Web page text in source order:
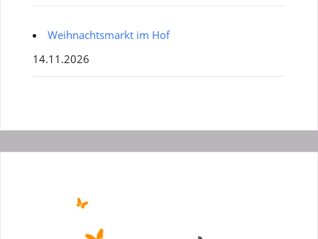
Weihnachtsmarkt im Hof
14.11.2026